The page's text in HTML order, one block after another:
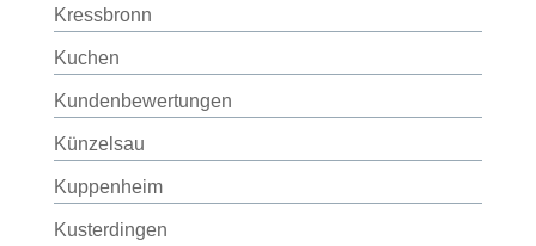
Kressbronn
Kuchen
Kundenbewertungen
Künzelsau
Kuppenheim
Kusterdingen